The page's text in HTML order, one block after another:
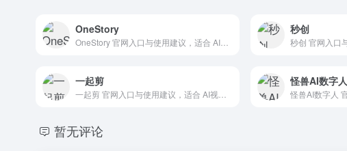
OneStory 秒创
一起剪 怪兽AI数字人
暂无评论